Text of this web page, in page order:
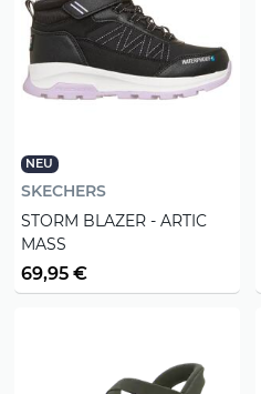
NEU
SKECHERS
STORM BLAZER - ARTIC
MASS
69,95 €